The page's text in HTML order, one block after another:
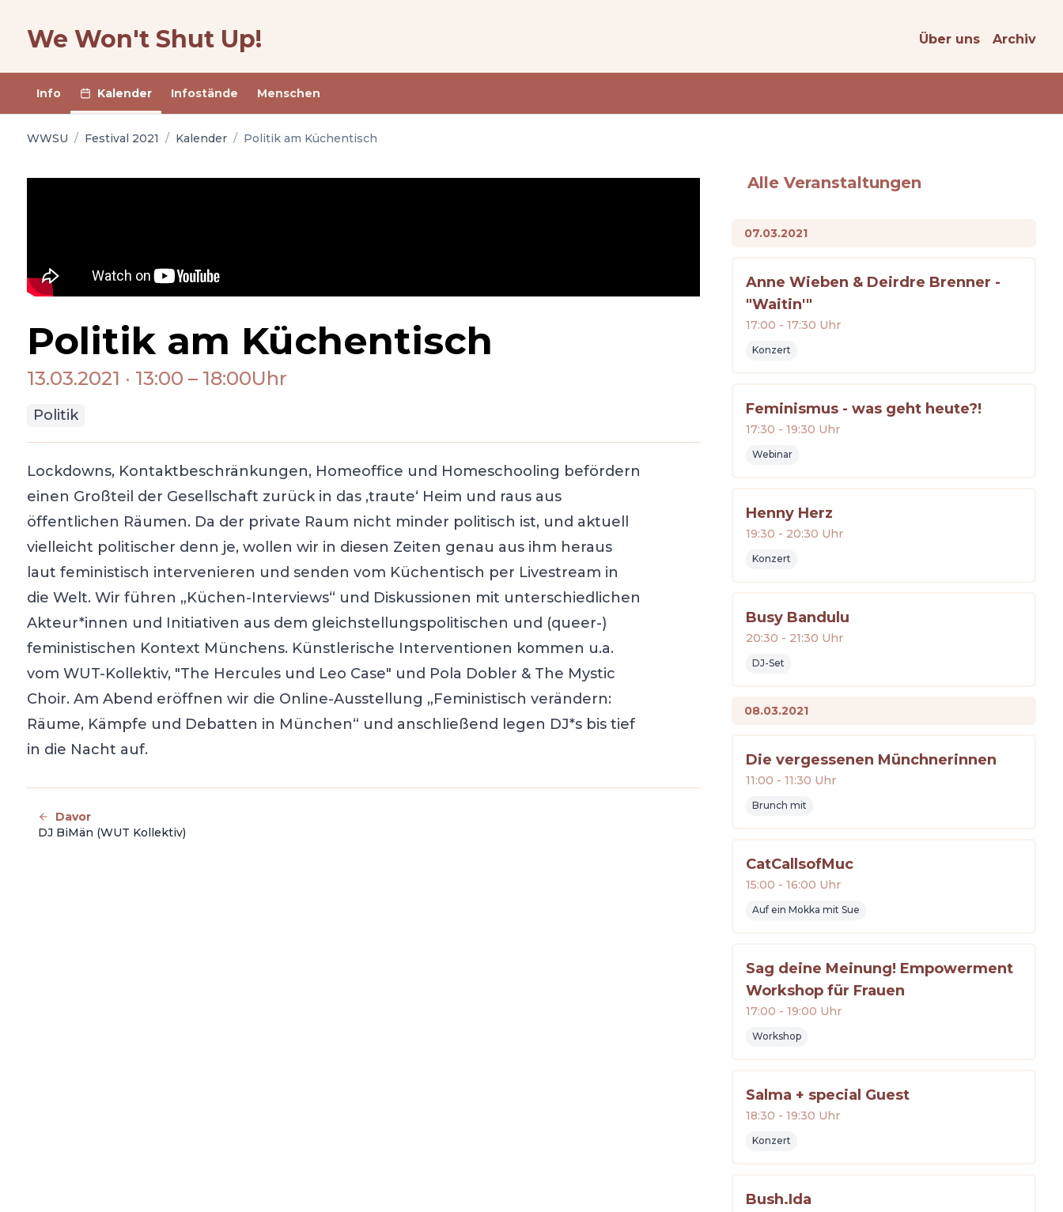
We Won't Shut Up! Über uns Archiv
Info Kalender Infostände Menschen
WWSU / Festival 2021 / Kalender / Politik am Küchentisch
Politik am Küchentisch
13.03.2021 · 13:00 – 18:00Uhr
Politik
Lockdowns, Kontaktbeschränkungen, Homeoffice und Homeschooling befördern
einen Großteil der Gesellschaft zurück in das ‚traute‘ Heim und raus aus
öffentlichen Räumen. Da der private Raum nicht minder politisch ist, und aktuell
vielleicht politischer denn je, wollen wir in diesen Zeiten genau aus ihm heraus
laut feministisch intervenieren und senden vom Küchentisch per Livestream in
die Welt. Wir führen „Küchen-Interviews“ und Diskussionen mit unterschiedlichen
Akteur*innen und Initiativen aus dem gleichstellungspolitischen und (queer-)
feministischen Kontext Münchens. Künstlerische Interventionen kommen u.a.
vom WUT-Kollektiv, "The Hercules und Leo Case" und Pola Dobler & The Mystic
Choir. Am Abend eröffnen wir die Online-Ausstellung „Feministisch verändern:
Räume, Kämpfe und Debatten in München“ und anschließend legen DJ*s bis tief
in die Nacht auf.
Davor
DJ BiMän (WUT Kollektiv)
Alle Veranstaltungen
07.03.2021
Anne Wieben & Deirdre Brenner -
"Waitin'"
17:00 - 17:30 Uhr
Konzert
Feminismus - was geht heute?!
17:30 - 19:30 Uhr
Webinar
Henny Herz
19:30 - 20:30 Uhr
Konzert
Busy Bandulu
20:30 - 21:30 Uhr
DJ-Set
08.03.2021
Die vergessenen Münchnerinnen
11:00 - 11:30 Uhr
Brunch mit
CatCallsofMuc
15:00 - 16:00 Uhr
Auf ein Mokka mit Sue
Sag deine Meinung! Empowerment
Workshop für Frauen
17:00 - 19:00 Uhr
Workshop
Salma + special Guest
18:30 - 19:30 Uhr
Konzert
Bush.Ida